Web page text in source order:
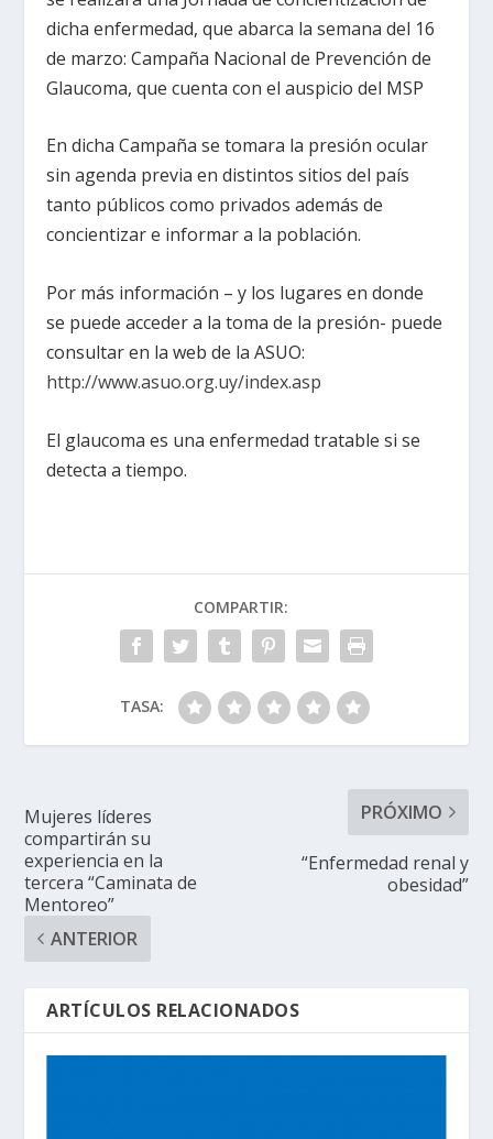
dicha enfermedad, que abarca la semana del 16
de marzo: Campaña Nacional de Prevención de
Glaucoma, que cuenta con el auspicio del MSP
En dicha Campaña se tomara la presión ocular
sin agenda previa en distintos sitios del país
tanto públicos como privados además de
concientizar e informar a la población.
Por más información – y los lugares en donde
se puede acceder a la toma de la presión- puede
consultar en la web de la ASUO:
http://www.asuo.org.uy/index.asp
El glaucoma es una enfermedad tratable si se
detecta a tiempo.
COMPARTIR:
TASA:
Mujeres líderes
compartirán su
experiencia en la
tercera “Caminata de
Mentoreo”
ANTERIOR
PRÓXIMO
“Enfermedad renal y
obesidad”
ARTÍCULOS RELACIONADOS